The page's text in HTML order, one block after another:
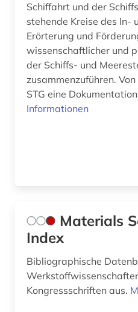
Schiffahrt und der
stehende Kreise des In-
Erörterung und
wissenschaftlicher und
der Schiffs- und
zusammenzuführen. Von 1962-1992 hat die
STG eine
Informationen
Materials
Index
Bibliographische
Kongressschriften aus.